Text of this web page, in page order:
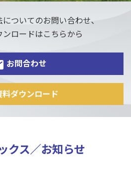
ついてのお問い合わせ、
ロードはこちらから
お問合わせ
料ダウンロード
クス／お知らせ